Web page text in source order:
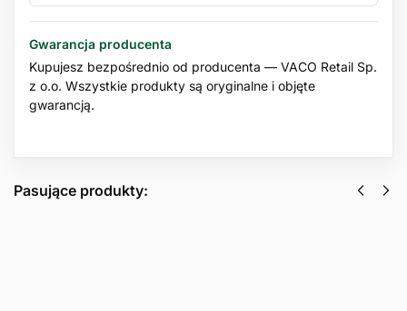
Gwarancja producenta
Kupujesz bezpośrednio od producenta — VACO Retail Sp.
z o.o. Wszystkie produkty są oryginalne i objęte
gwarancją.
Pasujące produkty: